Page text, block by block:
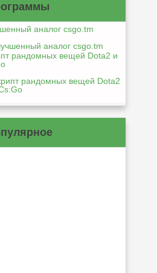
аналог csgo.tm
рандомных вещей Dota2 и